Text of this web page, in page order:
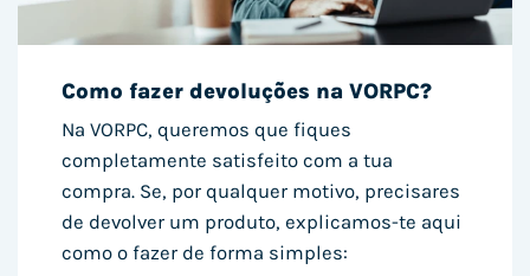
Como fazer devoluções na VORPC?
Na VORPC, queremos que fiques
completamente satisfeito com a tua
compra. Se, por qualquer motivo, precisares
de devolver um produto, explicamos-te aqui
como o fazer de forma simples: